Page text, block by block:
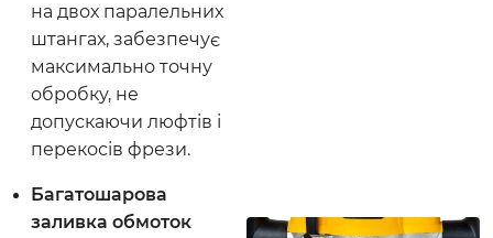
на двох паралельних
штангах, забезпечує
максимально точну
обробку, не
допускаючи люфтів і
перекосів фрези.
Багатошарова
заливка обмоток